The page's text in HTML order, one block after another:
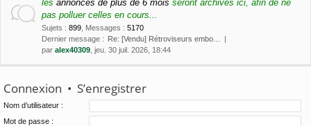
les annonces de plus de 6 mois seront archivés ici, afin de ne
pas polluer celles en cours...
Sujets : 899 Messages : 5170
Dernier message : Re: [Vendu] Rétroviseurs embo…
par alex40309 , jeu. 30 juil. 2026, 18:44
Connexion • S’enregistrer
Nom d’utilisateur :
Mot de passe :